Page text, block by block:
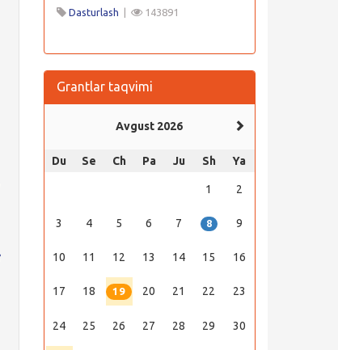
Dasturlash 143891
Grantlar taqvimi
Avgust 2026
Du Se Ch Pa Ju Sh Ya
1 2
3 4 5 6 7 8 9
10 11 12 13 14 15 16
17 18 19 20 21 22 23
24 25 26 27 28 29 30